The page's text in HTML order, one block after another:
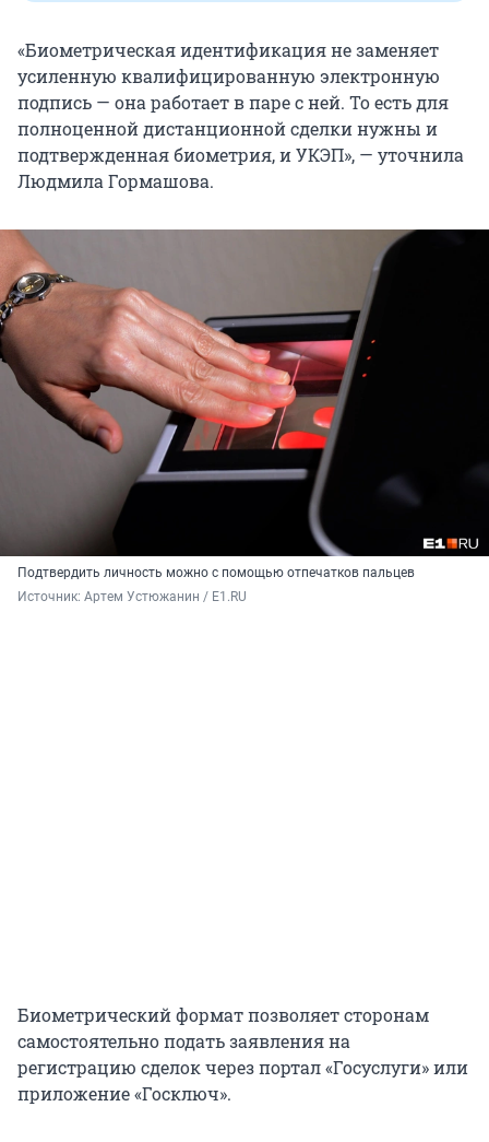
«Биометрическая идентификация не заменяет
усиленную квалифицированную электронную
подпись — она работает в паре с ней. То есть для
полноценной дистанционной сделки нужны и
подтвержденная биометрия, и УКЭП», — уточнила
Людмила Гормашова.
Подтвердить личность можно с помощью отпечатков пальцев
Источник: Артем Устюжанин / E1.RU
Биометрический формат позволяет сторонам
самостоятельно подать заявления на
регистрацию сделок через портал «Госуслуги» или
приложение «Госключ».